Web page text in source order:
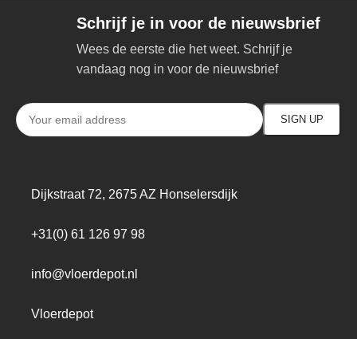
Schrijf je in voor de nieuwsbrief
Wees de eerste die het weet. Schrijf je
vandaag nog in voor de nieuwsbrief
Dijkstraat 72, 2675 AZ Honselersdijk
+31(0) 61 126 97 98
info@vloerdepot.nl
Vloerdepot